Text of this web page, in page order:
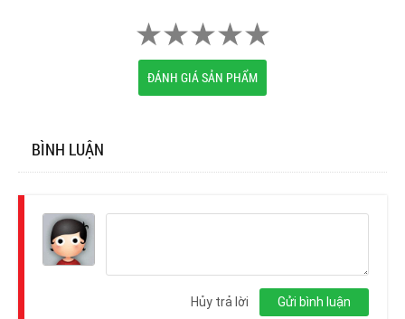
ĐÁNH GIÁ SẢN PHẨM
BÌNH LUẬN
Gửi bình luận
Hủy trả lời